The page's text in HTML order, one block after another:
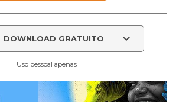
DOWNLOAD GRATUITO
Uso pessoal apenas